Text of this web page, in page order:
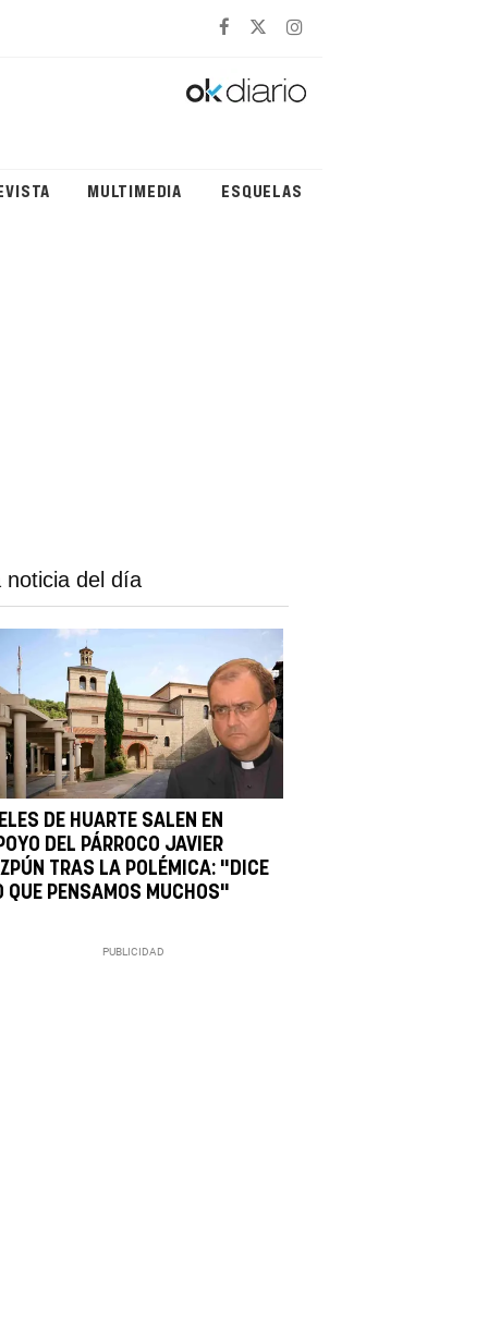
MULTIMEDIA ESQUELAS
noticia del día
DE HUARTE SALEN EN
DEL PÁRROCO JAVIER
TRAS LA POLÉMICA: "DICE
QUE PENSAMOS MUCHOS"